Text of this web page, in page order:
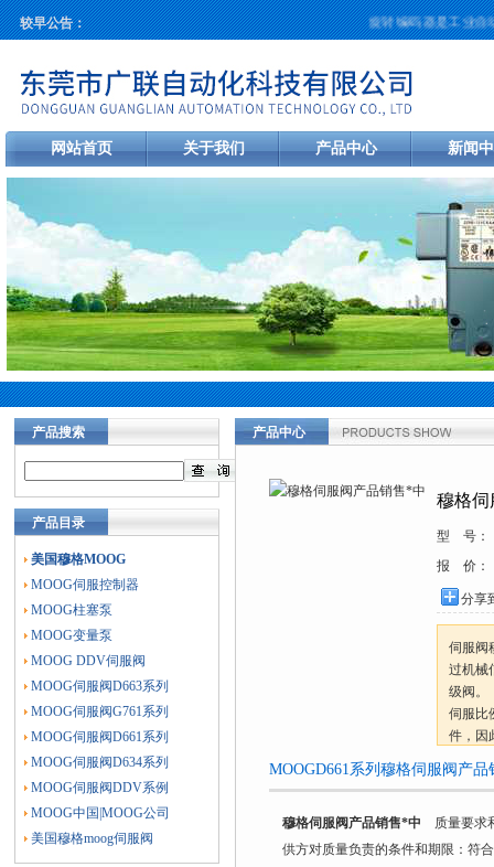
较早公告： 旋转编码器是工业自动
网站首页 关于我们 产品中心 新闻
产品搜索
产品目录
美国穆格MOOG
MOOG伺服控制器
MOOG柱塞泵
MOOG变量泵
MOOG DDV伺服阀
MOOG伺服阀D663系列
MOOG伺服阀G761系列
MOOG伺服阀D661系列
MOOG伺服阀D634系列
MOOG伺服阀DDV系例
MOOG中国|MOOG公司
美国穆格moog伺服阀
产品中心
穆格
型 号：
报 价：
分享
伺服阀
过机械
级阀。
伺服比
件，因
MOOGD661系列穆格伺服阀产
穆格伺服阀产品销售*中
质量要求
供方对质量负责的条件和期限：符